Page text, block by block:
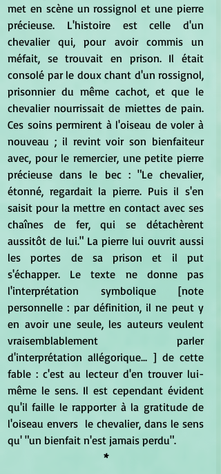
met en scène un rossignol et une pierre
précieuse. L'histoire est celle d'un
chevalier qui, pour avoir commis un
méfait, se trouvait en prison. Il était
consolé par le doux chant d'un rossignol,
prisonnier du même cachot, et que le
chevalier nourrissait de miettes de pain.
Ces soins permirent à l'oiseau de voler à
nouveau ; il revint voir son bienfaiteur
avec, pour le remercier, une petite pierre
précieuse dans le bec : "Le chevalier,
étonné, regardait la pierre. Puis il s'en
saisit pour la mettre en contact avec ses
chaînes de fer, qui se détachèrent
aussitôt de lui." La pierre lui ouvrit aussi
les portes de sa prison et il put
s'échapper. Le texte ne donne pas
l'interprétation symbolique [note
personnelle : par définition, il ne peut y
en avoir une seule, les auteurs veulent
vraisemblablement parler
d'interprétation allégorique... ] de cette
fable : c'est au lecteur d'en trouver lui-
même le sens. Il est cependant évident
qu'il faille le rapporter à la gratitude de
l'oiseau envers  le chevalier, dans le sens
qu' "un bienfait n'est jamais perdu".
*